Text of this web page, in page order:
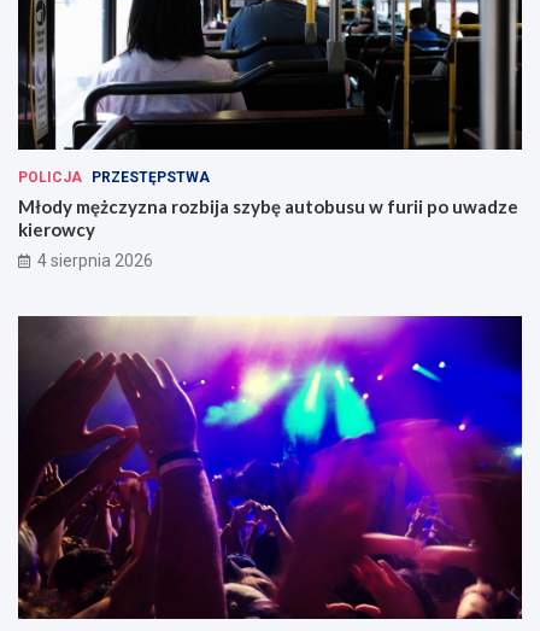
POLICJA PRZESTĘPSTWA
Młody mężczyzna rozbija szybę autobusu w furii po uwadze
kierowcy
4 sierpnia 2026